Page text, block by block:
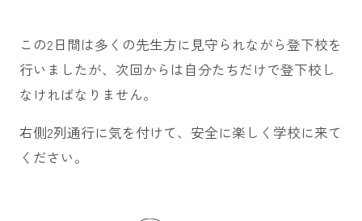
この2日間は多くの先生方に見守られながら登下校を
行いましたが、次回からは自分たちだけで登下校し
なければなりません。
右側2列通行に気を付けて、安全に楽しく学校に来て
ください。